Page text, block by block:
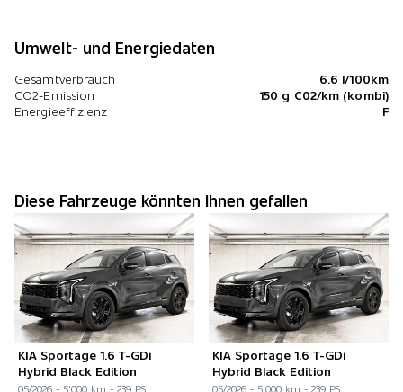
Umwelt- und Energiedaten
Gesamtverbrauch
6.6 l/100km
CO2-Emission
150 g C02/km (kombi)
Energieeffizienz
F
Diese Fahrzeuge könnten Ihnen gefallen
KIA Sportage 1.6 T-GDi
Hybrid Black Edition
05/2026 - 5'000 km - 239 PS
KIA Sportage 1.6 T-GDi
Hybrid Black Edition
05/2026 - 5'000 km - 239 PS